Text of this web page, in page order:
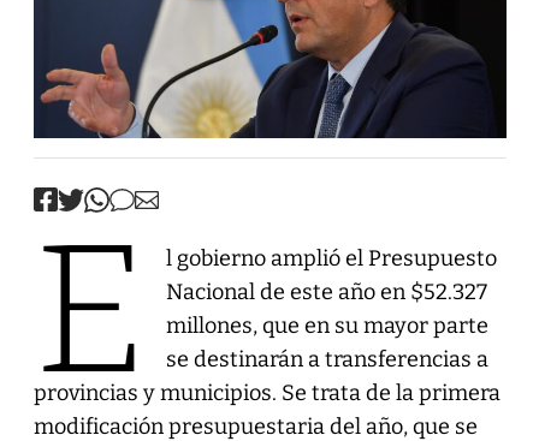
E
l gobierno amplió el Presupuesto
Nacional de este año en $52.327
millones, que en su mayor parte
se destinarán a transferencias a
provincias y municipios. Se trata de la primera
modificación presupuestaria del año, que se